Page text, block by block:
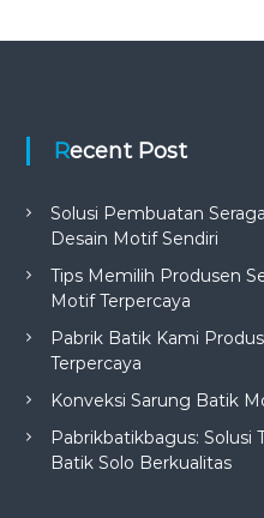
Recent Post
Solusi Pembuatan
Desain Motif Sendiri
Tips Memilih Produsen
Motif Terpercaya
Pabrik Batik Kami
Terpercaya
Konveksi Sarung Batik
Pabrikbatikbagus: Solusi
Batik Solo Berkualitas